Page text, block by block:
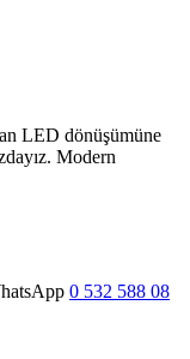
LED dönüşümüne
Modern
0 532 588 08